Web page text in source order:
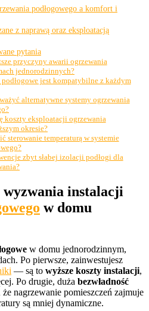
podłogowego a komfort i
z naprawą oraz eksploatacją
pytania
przyczyny awarii ogrzewania
jednorodzinnych?
jest kompatybilne z każdym
alternatywne systemy ogrzewania
koszty eksploatacji ogrzewania
okresie?
sterowanie temperaturą w systemie
zbyt słabej izolacji podłogi dla
instalacji
w domu
w domu jednorodzinnym,
Po pierwsze, zainwestujesz
— są to wyższe koszty instalacji,
Po drugie, duża bezwładność
nagrzewanie pomieszczeń zajmuje
są mniej dynamiczne.